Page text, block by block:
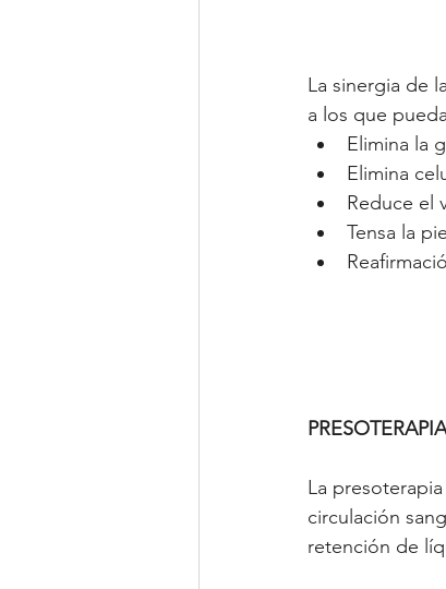
La sinergia de
a los que
Elimina la
Elimina
Reduce el
Tensa la
La
circulación
retención de